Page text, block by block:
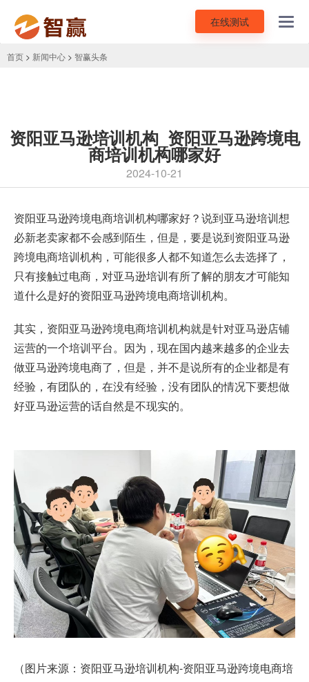
在线测试
首页 > 新闻中心 > 智赢头条
资阳亚马逊培训机构_资阳亚马逊跨境电
商培训机构哪家好
2024-10-21
资阳亚马逊跨境电商培训机构哪家好？说到亚马逊培训想
必新老卖家都不会感到陌生，但是，要是说到资阳亚马逊
跨境电商培训机构，可能很多人都不知道怎么去选择了，
只有接触过电商，对亚马逊培训有所了解的朋友才可能知
道什么是好的资阳亚马逊跨境电商培训机构。
其实，资阳亚马逊跨境电商培训机构就是针对亚马逊店铺
运营的一个培训平台。因为，现在国内越来越多的企业去
做亚马逊跨境电商了，但是，并不是说所有的企业都是有
经验，有团队的，在没有经验，没有团队的情况下要想做
好亚马逊运营的话自然是不现实的。
（图片来源：资阳亚马逊培训机构-资阳亚马逊跨境电商培